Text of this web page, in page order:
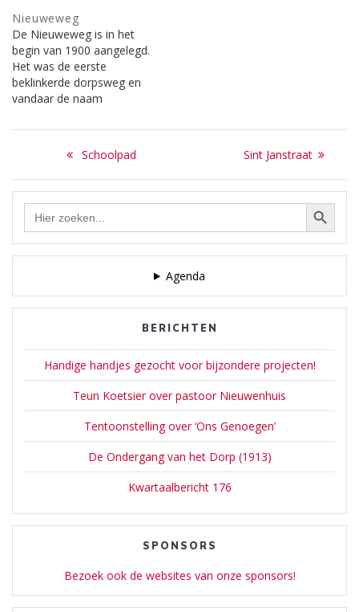
behuizing tot de grond toe
af. De zoon van de Schout,
Teus, bleef niet bij de
pakken neerzitten en liet
zich een nieuwe hoeve
bouwen, die,…
Nieuweweg
De Nieuweweg is in het
begin van 1900 aangelegd.
Het was de eerste
beklinkerde dorpsweg en
vandaar de naam
Gemeentehuisje dat op de
Brinkzijde de Nieuweweg
begint was gesloopt, kwam
de opening vrij voor de
toekomstige straat. De
gehele omrek, nu
bevattend…
Bericht
navigatie
Previous
Schoolpad
Next
Sint Janstraat
Zoek Zoekknop
Agenda
BERICHTEN
Handige handjes gezocht voor bijzondere projecten!
Teun Koetsier over pastoor Nieuwenhuis
Tentoonstelling over ‘Ons Genoegen’
De Ondergang van het Dorp (1913)
Kwartaalbericht 176
SPONSORS
Bezoek ook de websites van onze sponsors!